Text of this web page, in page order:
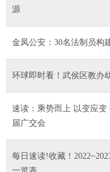
源
金凤公安：30名法制员构
环球即时看！武侯区教办
速读：乘势而上 以变应
届广交会
每日速读!收藏！